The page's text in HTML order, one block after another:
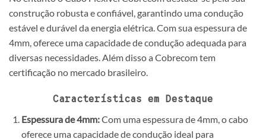
construção robusta e confiável, garantindo uma condução
estável e durável da energia elétrica. Com sua espessura de
4mm, oferece uma capacidade de condução adequada para
diversas necessidades. Além disso a Cobrecom tem
certificação no mercado brasileiro.
Características em Destaque
Espessura de 4mm:Com uma espessura de 4mm, o cabo
oferece uma capacidade de condução ideal para